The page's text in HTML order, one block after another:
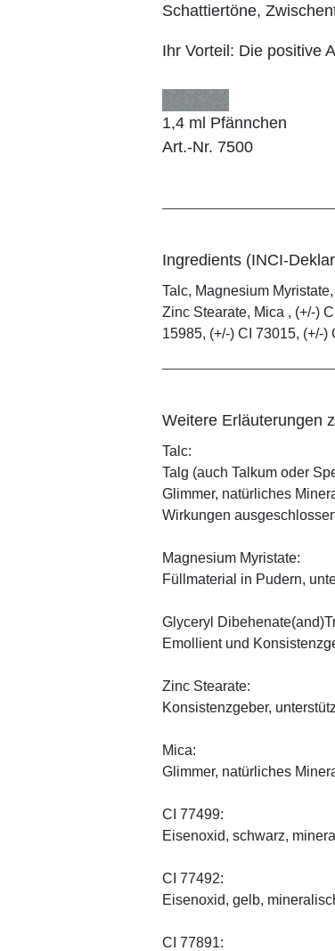
Schattiertöne,
Ihr Vorteil: Die positive
1,4 ml Pfännchen
Art.-Nr. 7500
Ingredients (INCI-
Talc, Magnesium
Zinc Stearate, Mica , (+/-)
15985, (+/-) CI 73015, (+/-
Weitere Erläuterungen
Talc:
Talg (auch Talkum oder
Glimmer, natürliches
Wirkungen
Magnesium Myristate:
Füllmaterial in Pudern,
Glyceryl
Emollient und
Zinc Stearate:
Konsistenzgeber,
Mica:
Glimmer, natürliches
CI 77499:
Eisenoxid, schwarz,
CI 77492:
Eisenoxid, gelb,
CI 77891: